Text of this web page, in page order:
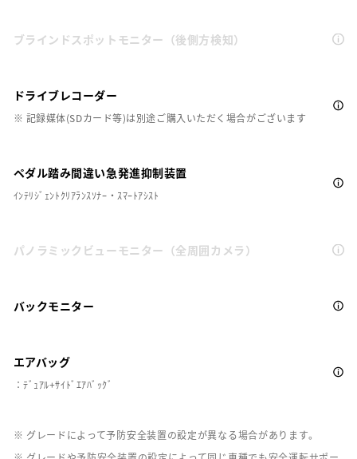
ブラインドスポットモニター（後側方検知）
ドライブレコーダー
※ 記録媒体(SDカード等)は別途ご購入いただく場合がございます
ペダル踏み間違い急発進抑制装置
ｲﾝﾃﾘｼﾞｪﾝﾄｸﾘｱﾗﾝｽｿﾅｰ・ｽﾏｰﾄｱｼｽﾄ
パノラミックビューモニター（全周囲カメラ）
バックモニター
エアバッグ
：ﾃﾞｭｱﾙ+ｻｲﾄﾞｴｱﾊﾞｯｸﾞ
※ グレードによって予防安全装置の設定が異なる場合があります。